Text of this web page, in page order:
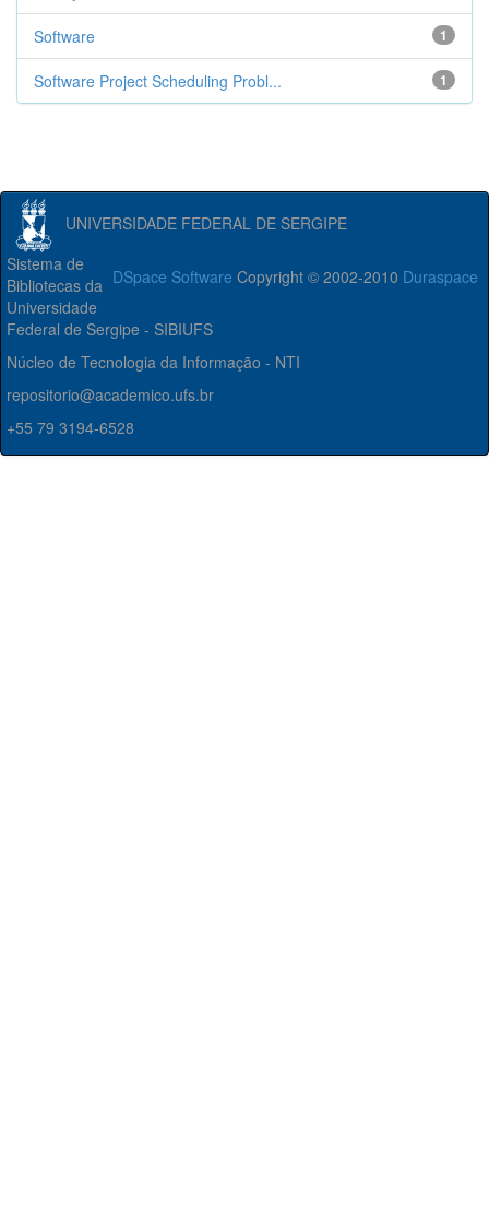
1
Software
1
Software Project Scheduling Probl...
UNIVERSIDADE FEDERAL DE SERGIPE
DSpace Software Copyright © 2002-2010 Duraspace
Sistema de
Bibliotecas da
Universidade
Federal de Sergipe - SIBIUFS
Núcleo de Tecnologia da Informação - NTI
repositorio@academico.ufs.br
+55 79 3194-6528